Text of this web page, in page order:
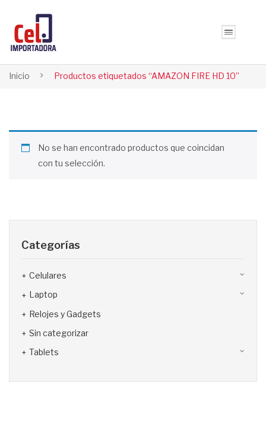
Inicio Productos etiquetados “AMAZON FIRE HD 10”
No se han encontrado productos que coincidan
con tu selección.
Categorías
Celulares
Laptop
Relojes y Gadgets
Sin categorizar
Tablets